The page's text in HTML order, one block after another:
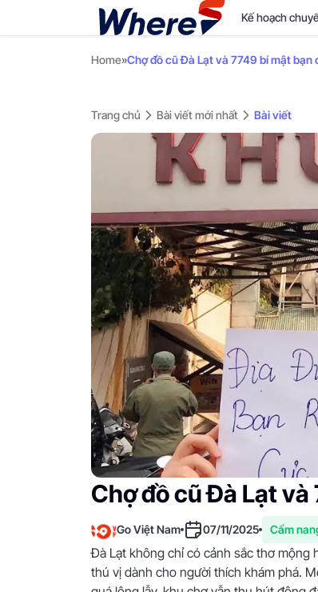
Kế hoạch
Home»Chợ đồ cũ Đà Lạt và 7749 bí mật bạn
Trang chủ Bài viết mới nhất Bài viết
Chợ đồ cũ Đà Lạt
Go Việt Nam 07/11/2025 Cẩm
Đà Lạt không chỉ có cảnh sắc thơ mộng
thú vị dành cho người thích khám phá.